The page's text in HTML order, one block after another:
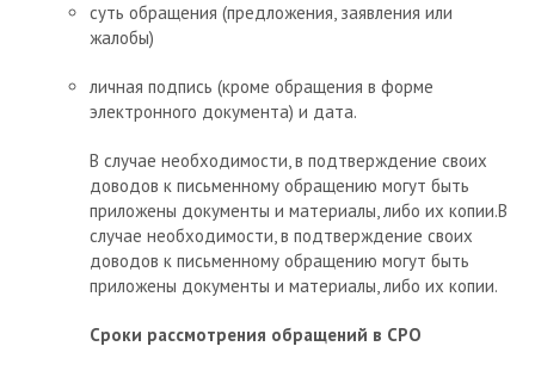
суть обращения (предложения, заявления или
жалобы)
личная подпись (кроме обращения в форме
электронного документа) и дата.
В случае необходимости, в подтверждение своих
доводов к письменному обращению могут быть
приложены документы и материалы, либо их копии.В
случае необходимости, в подтверждение своих
доводов к письменному обращению могут быть
приложены документы и материалы, либо их копии.
Сроки рассмотрения обращений в СРО